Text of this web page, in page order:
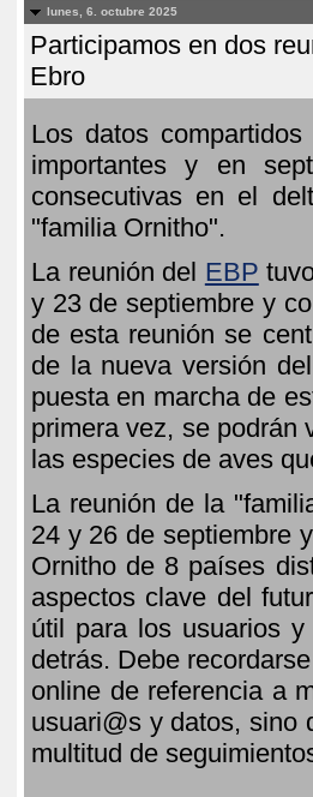
lunes, 6. octubre 2025
Participamos en dos
Ebro
Los datos
importantes y en
consecutivas en el
"familia Ornitho".
La reunión del EBP
y 23 de septiembre y
de esta reunión se
de la nueva versión
puesta en marcha de
primera vez, se podrán
las especies de aves
La reunión de la
24 y 26 de septiembre
Ornitho de 8 países
aspectos clave del
útil para los usuarios
detrás. Debe
online de referencia a
usuari@s y datos, sino
multitud de